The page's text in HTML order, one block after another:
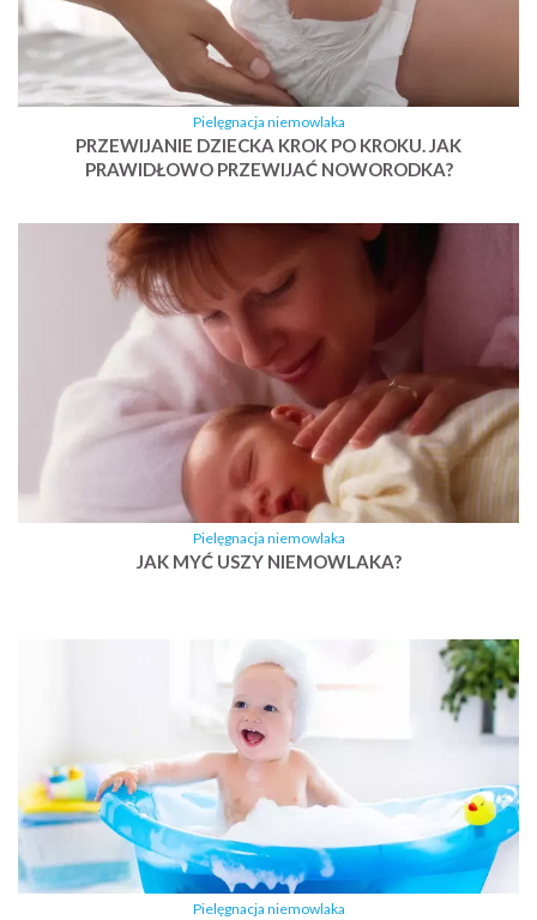
Pielęgnacja niemowlaka
PRZEWIJANIE DZIECKA KROK PO KROKU. JAK
PRAWIDŁOWO PRZEWIJAĆ NOWORODKA?
Pielęgnacja niemowlaka
JAK MYĆ USZY NIEMOWLAKA?
Pielęgnacja niemowlaka